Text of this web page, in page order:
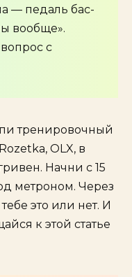
— педаль бас-
вообще».
с
тренировочный
OLX, в
Начни с 15
метроном. Через
это или нет. И
к этой статье